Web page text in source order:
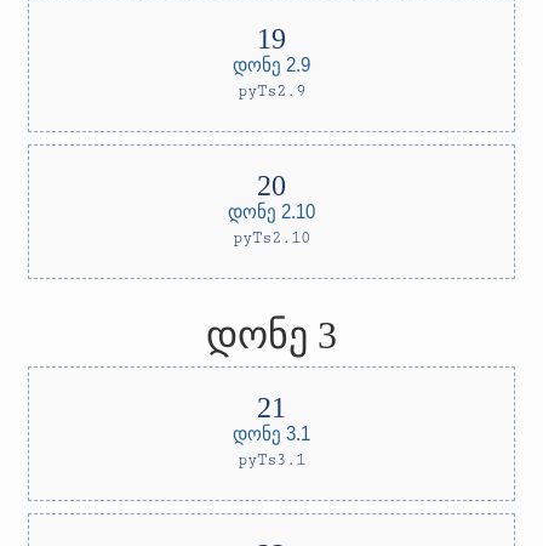
დონე 2.9
pyTs2.9
დონე 2.10
pyTs2.10
დონე 3
დონე 3.1
pyTs3.1